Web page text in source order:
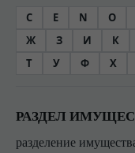
C E N O
Ж
З И К
Т
У Ф Х
РАЗДЕЛ
разделение